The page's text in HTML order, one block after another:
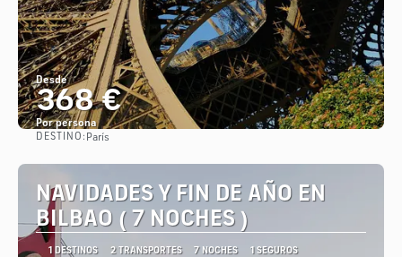
Desde
368 €
Por persona
DESTINO: París
NAVIDADES Y FIN DE AÑO EN
BILBAO ( 7 NOCHES )
1 DESTINOS 2 TRANSPORTES 7 NOCHES 1 SEGUROS